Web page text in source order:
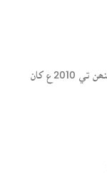
سنڌسلامت ڪتاب گهر ھڪ آن لائين لائبريري آھي، جنھن تي 2010ع کان